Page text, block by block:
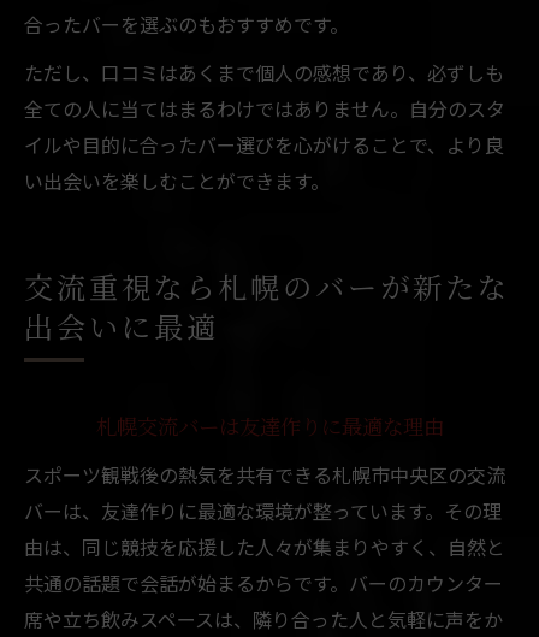
合ったバーを選ぶのもおすすめです。
ただし、口コミはあくまで個人の感想であり、必ずしも
全ての人に当てはまるわけではありません。自分のスタ
イルや目的に合ったバー選びを心がけることで、より良
い出会いを楽しむことができます。
交流重視なら札幌のバーが新たな
出会いに最適
札幌交流バーは友達作りに最適な理由
スポーツ観戦後の熱気を共有できる札幌市中央区の交流
バーは、友達作りに最適な環境が整っています。その理
由は、同じ競技を応援した人々が集まりやすく、自然と
共通の話題で会話が始まるからです。バーのカウンター
席や立ち飲みスペースは、隣り合った人と気軽に声をか